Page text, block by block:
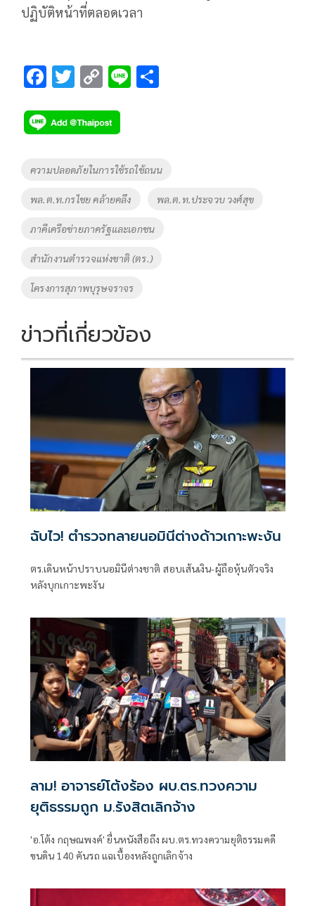
ปฏิบัติหน้าที่ตลอดเวลา
F
e
b
o
k
T
tt
er
C
p
y
Li
n
k
Li
Tags
ความปลอดภัยในการใช้รถใช้ถนน
พล.ต.ท.กรไชย คล้ายคลึง พล.ต.ท.ประจวบ วงศ์สุข
ภาคีเครือข่ายภาครัฐและเอกชน
สำนักงานตำรวจแห่งชาติ (ตร.)
โครงการสุภาพบุรุษจราจร
ข่าวที่เกี่ยวข้อง
ฉับไว! ตำรวจทลายนอมินีต่างด้าวเกาะพะงัน
ตร.เดินหน้าปราบนอมินีต่างชาติ สอบเส้นเงิน-ผู้ถือหุ้นตัวจริง
หลังบุกเกาะพะงัน
ลาม! อาจารย์โต้งร้อง ผบ.ตร.ทวงความ
ยุติธรรมถูก ม.รังสิตเลิกจ้าง
'อ.โต้ง กฤษณพงค์' ยื่นหนังสือถึง ผบ.ตร.ทวงความยุติธรรมคดี
ขนดิน 140 คันรถ แฉเบื้องหลังถูกเลิกจ้าง